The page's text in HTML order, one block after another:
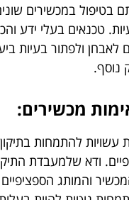
בטיפול במכשירים
טכנאים בעלי ידע
לאבחן ולפתור בעיות
נוסף.
מכשירים:
עשויות להתמחות
ודא שלמעבדת
והמותג